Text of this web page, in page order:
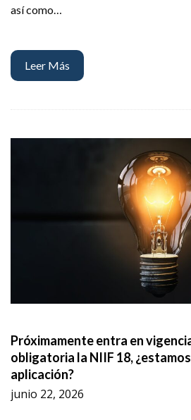
así como…
Leer Más
Próximamente entra en
obligatoria la NIIF 18,
aplicación?
junio 22, 2026